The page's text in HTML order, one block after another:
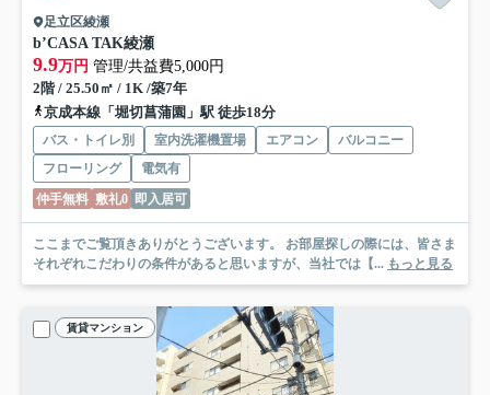
足立区綾瀬
b’CASA TAK綾瀬
9.9万円 管理/共益費5,000円
2階 / 25.50㎡ / 1K /築7年
京成本線「堀切菖蒲園」駅 徒歩18分
バス・トイレ別 室内洗濯機置場 エアコン
バルコニー
フローリング
電気有
仲手無料 敷礼0 即入居可
ここまでご覧頂きありがとうございます。 お部屋探しの際には、皆さま
それぞれこだわりの条件があると思いますが、当社では【... もっと見る
賃貸マンション